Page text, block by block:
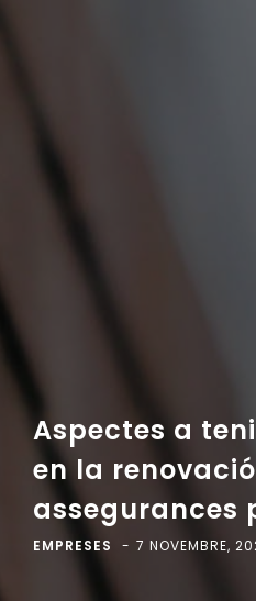
Aspectes a
en la
assegurances
EMPRESES 7 NOVEMBRE,